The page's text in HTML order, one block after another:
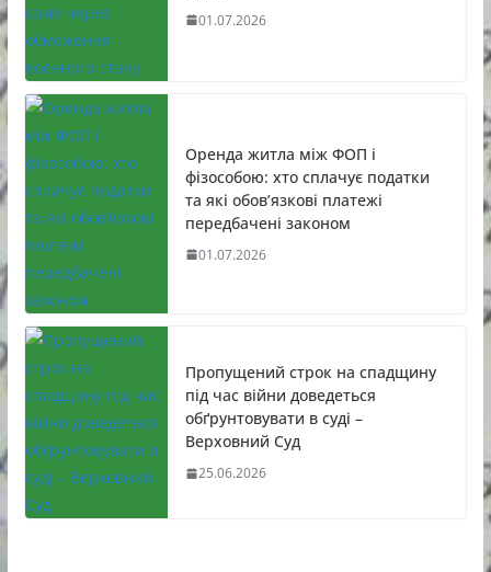
01.07.2026
Оренда житла між ФОП і
фізособою: хто сплачує податки
та які обов’язкові платежі
передбачені законом
01.07.2026
Пропущений строк на спадщину
під час війни доведеться
обґрунтовувати в суді –
Верховний Суд
25.06.2026